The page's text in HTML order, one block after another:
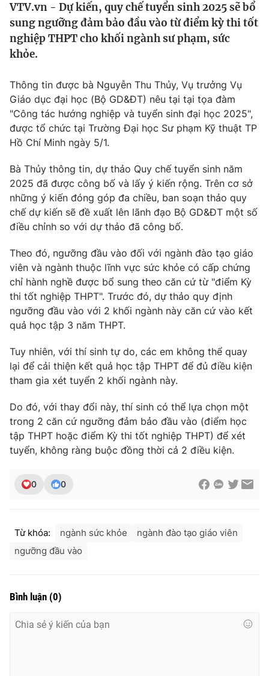
Thế giới
Tin tức
Thế giới đó đây
Câu chuyện quốc tế
Kinh tế
Thị trường
Góc doanh nghiệp
Dữ liệu và đời sống
Truyền hình
Phim VTV
Hậu trường
Nhân vật
Khán giả
Giải trí
Điện ảnh
Âm nhạc
Sao
Đời sống
Du lịch
Làm đẹp
Chất lượng cuộc sống
Giáo dục
Học trực tuyến
Công nghệ
Hitech Công nghệ tương lai
Sản phẩm
Thị trường
Tư vấn
Giao lưu trực tuyến
Lịch phát sóng
Chuyên mục khác
Photo Infographic
VTV Money
VTV Sức khoẻ Bất động sản
VTV4
VTV.vn - Dự kiến, quy chế tuyển sinh 2025 sẽ bổ
sung ngưỡng đảm bảo đầu vào từ điểm kỳ thi tốt
nghiệp THPT cho khối ngành sư phạm, sức
khỏe.
Thông tin được bà Nguyễn Thu Thủy, Vụ trưởng Vụ
Giáo dục đại học (Bộ GD&ĐT) nêu tại tại tọa đàm
"Công tác hướng nghiệp và tuyển sinh đại học 2025",
được tổ chức tại Trường Đại học Sư phạm Kỹ thuật TP
Hồ Chí Minh ngày 5/1.
Bà Thủy thông tin, dự thảo Quy chế tuyển sinh năm
2025 đã được công bố và lấy ý kiến rộng. Trên cơ sở
những ý kiến đóng góp đa chiều, ban soạn thảo quy
chế dự kiến sẽ đề xuất lên lãnh đạo Bộ GD&ĐT một số
điều chỉnh so với dự thảo đã công bố.
Theo đó, ngưỡng đầu vào đối với ngành đào tạo giáo
viên và ngành thuộc lĩnh vực sức khỏe có cấp chứng
chỉ hành nghề được bổ sung theo căn cứ từ "điểm Kỳ
thi tốt nghiệp THPT". Trước đó, dự thảo quy định
ngưỡng đầu vào với 2 khối ngành này căn cứ vào kết
quả học tập 3 năm THPT.
Tuy nhiên, với thí sinh tự do, các em không thể quay
lại để cải thiện kết quả học tập THPT để đủ điều kiện
tham gia xét tuyển 2 khối ngành này.
Do đó, với thay đổi này, thí sinh có thể lựa chọn một
trong 2 căn cứ ngưỡng đảm bảo đầu vào (điểm học
tập THPT hoặc điểm Kỳ thi tốt nghiệp THPT) để xét
tuyển, không ràng buộc đồng thời cả 2 điều kiện.
0 0
Từ khóa: ngành sức khỏe
ngành đào tạo giáo viên
ngưỡng đầu vào
Bình luận (0)